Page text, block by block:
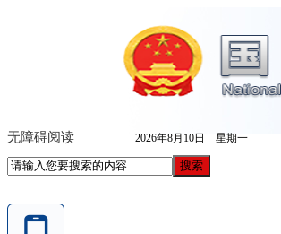
无障碍阅读 2026年8月10日 星期一